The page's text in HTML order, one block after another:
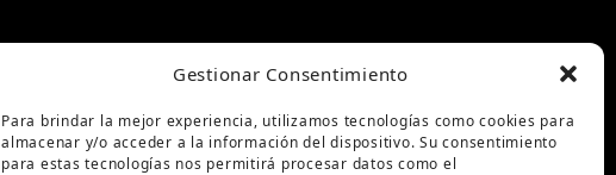
Gestionar Consentimiento
Para brindar la mejor experiencia, utilizamos tecnologías como cookies para
almacenar y/o acceder a la información del dispositivo. Su consentimiento
para estas tecnologías nos permitirá procesar datos como el